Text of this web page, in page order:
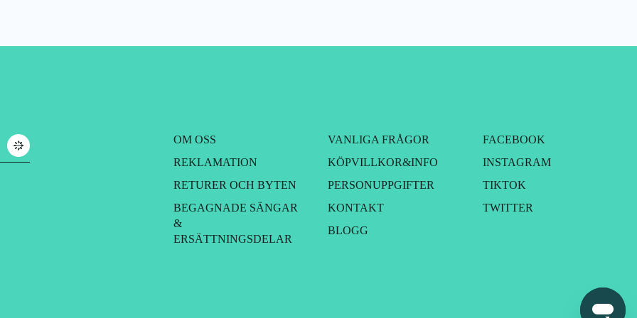
OM OSS
REKLAMATION
RETURER OCH BYTEN
BEGAGNADE SÄNGAR
&
ERSÄTTNINGSDELAR
VANLIGA FRÅGOR
KÖPVILLKOR&INFO
PERSONUPPGIFTER
KONTAKT
BLOGG
FACEBOOK
INSTAGRAM
TIKTOK
TWITTER